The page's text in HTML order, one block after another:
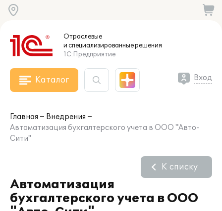
Отраслевые
и специализированныерешения
1С:Предприятие
Каталог Вход
Главная
Внедрения
Автоматизация бухгалтерского учета в ООО "Авто-
Сити"
Автоматизация
бухгалтерского учета в ООО
К списку